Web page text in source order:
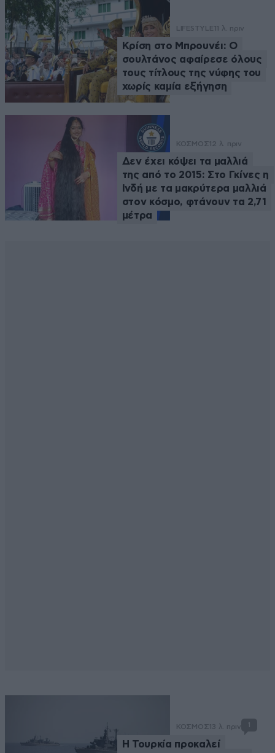
LIFESTYLE 11 λ. πριν
Κρίση στο Μπρουνέι: Ο
σουλτάνος αφαίρεσε όλους
τους τίτλους της νύφης του
χωρίς καμία εξήγηση
ΚΟΣΜΟΣ 12 λ. πριν
Δεν έχει κόψει τα μαλλιά
της από το 2015: Στο Γκίνες η
Ινδή με τα μακρύτερα μαλλιά
στον κόσμο, φτάνουν τα 2,71
μέτρα
ΚΟΣΜΟΣ 13 λ. πριν 1
Η Τουρκία προκαλεί